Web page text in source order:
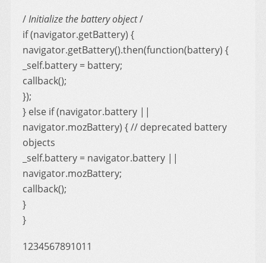
/Initialize the battery object/
if (navigator.getBattery) {
navigator.getBattery().then(function(battery) {
_self.battery = battery;
callback();
});
} else if (navigator.battery ||
navigator.mozBattery) { // deprecated battery
objects
_self.battery = navigator.battery ||
navigator.mozBattery;
callback();
}
}
1234567891011